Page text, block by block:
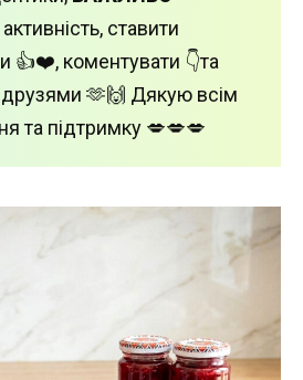
ставити
👍❤️, коментувати 👇та
друзями 🫶🙌 Дякую всім
та підтримку 💋💋💋